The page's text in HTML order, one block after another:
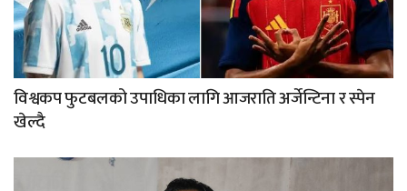
विश्वकप फुटबलको उपाधिका लागि आजराति अर्जेन्टिना र स्पेन
खेल्दै